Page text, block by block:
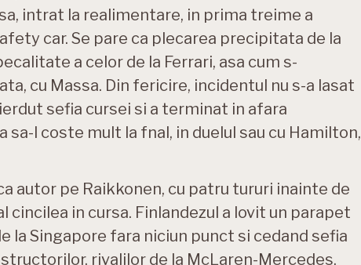
intrat la realimentare, in prima treime a
car. Se pare ca plecarea precipitata de la
a celor de la Ferrari, asa cum s-
cu Massa. Din fericire, incidentul nu s-a lasat
sefia cursei si a terminat in afara
sa-l coste mult la fnal, in duelul sau cu Hamilton,
autor pe Raikkonen, cu patru tururi inainte de
cincilea in cursa. Finlandezul a lovit un parapet
la Singapore fara niciun punct si cedand sefia
rivalilor de la McLaren-Mercedes.